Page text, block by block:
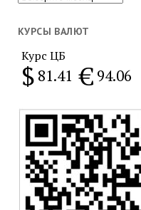
месяц
КУРСЫ ВАЛЮТ
Курс ЦБ
$ 81.41 € 94.06